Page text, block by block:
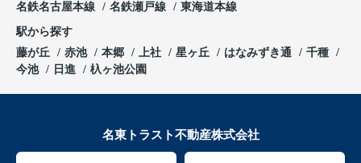
名鉄名古屋本線
名鉄瀬戸線 東海道本線
駅から探す
藤が丘
赤池 本郷 上社 星ヶ丘 はなみずき通
千種
今池
日進 杁ヶ池公園
名東トラスト不動産株式会社